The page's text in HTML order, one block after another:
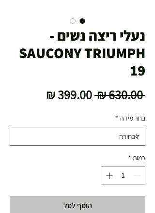
נעלי ריצה נשים -
SAUCONY TRIUMPH
19
‏630.00 ‏₪
מחיר
בחר מידה *
כמות *
הוסף לסל